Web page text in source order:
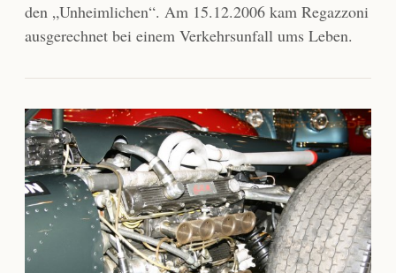
den „Unheimlichen“. Am 15.12.2006 kam Regazzoni
ausgerechnet bei einem Verkehrsunfall ums Leben.